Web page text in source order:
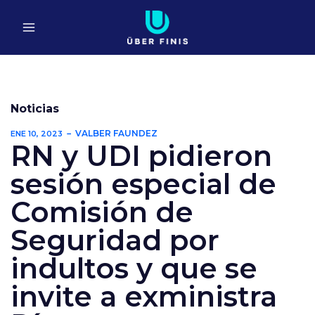
Noticias
ENE 10, 2023 VALBER FAUNDEZ
RN y UDI pidieron
sesión especial de
Comisión de
Seguridad por
indultos y que se
invite a exministra